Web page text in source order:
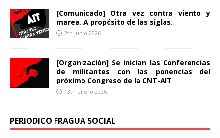
[Comunicado] Otra vez contra viento y
marea. A propósito de las siglas.
7th junio 2026
[Organización] Se inician las Conferencias
de militantes con las ponencias del
próximo Congreso de la CNT-AIT
13th enero 2026
PERIODICO FRAGUA SOCIAL